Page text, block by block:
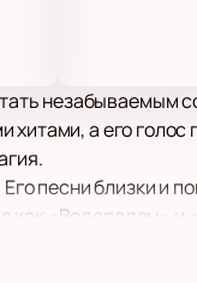
незабываемым
хитами, а его голос
песни близки и
как «Водопадом»